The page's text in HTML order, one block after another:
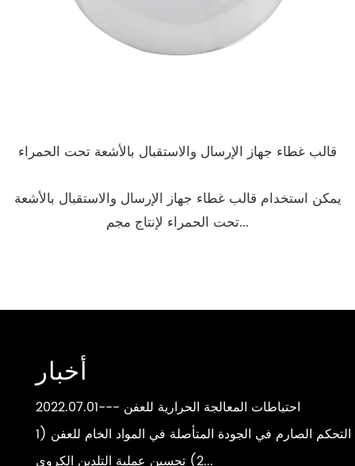
قالب غطاء جهاز الإرسال والاستقبال بالأشعة تحت الحمراء
يمكن استخدام قالب غطاء جهاز الإرسال والاستقبال بالأشعة
تحت الحمراء لإنتاج مجم...
أخبار
احتياطات المعالجة الحرارية للعفن ---2022.07.01
1) التحكم الصارم في الجودة المتأصلة في المواد الخام للعفن
2) تحسين عملية التلدين الكروي...